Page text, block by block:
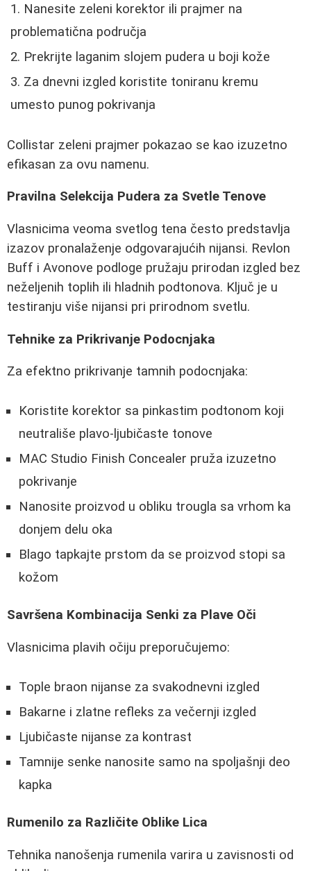
Nanesite zeleni korektor ili prajmer na
problematična područja
Prekrijte laganim slojem pudera u boji kože
Za dnevni izgled koristite toniranu kremu
umesto punog pokrivanja
Collistar zeleni prajmer pokazao se kao izuzetno
efikasan za ovu namenu.
Pravilna Selekcija Pudera za Svetle Tenove
Vlasnicima veoma svetlog tena često predstavlja
izazov pronalaženje odgovarajućih nijansi. Revlon
Buff i Avonove podloge pružaju prirodan izgled bez
neželjenih toplih ili hladnih podtonova. Ključ je u
testiranju više nijansi pri prirodnom svetlu.
Tehnike za Prikrivanje Podocnjaka
Za efektno prikrivanje tamnih podocnjaka:
Koristite korektor sa pinkastim podtonom koji
neutrališe plavo-ljubičaste tonove
MAC Studio Finish Concealer pruža izuzetno
pokrivanje
Nanosite proizvod u obliku trougla sa vrhom ka
donjem delu oka
Blago tapkajte prstom da se proizvod stopi sa
kožom
Savršena Kombinacija Senki za Plave Oči
Vlasnicima plavih očiju preporučujemo:
Tople braon nijanse za svakodnevni izgled
Bakarne i zlatne refleks za večernji izgled
Ljubičaste nijanse za kontrast
Tamnije senke nanosite samo na spoljašnji deo
kapka
Rumenilo za Različite Oblike Lica
Tehnika nanošenja rumenila varira u zavisnosti od